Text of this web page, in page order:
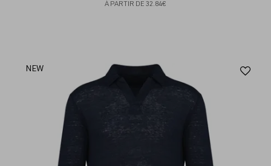
À PARTIR DE 32.84€
NEW